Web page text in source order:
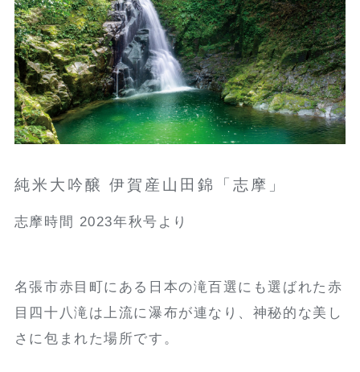
純米大吟醸 伊賀産山田錦「志摩」
志摩時間 2023年秋号より
名張市赤目町にある日本の滝百選にも選ばれた赤
目四十八滝は上流に瀑布が連なり、神秘的な美し
さに包まれた場所です。